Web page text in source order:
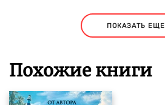
ПОКАЗАТЬ ЕЩЕ
Похожие книги